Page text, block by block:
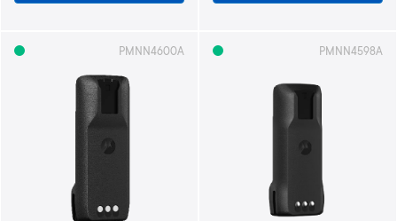
PMNN4600A PMNN4598A